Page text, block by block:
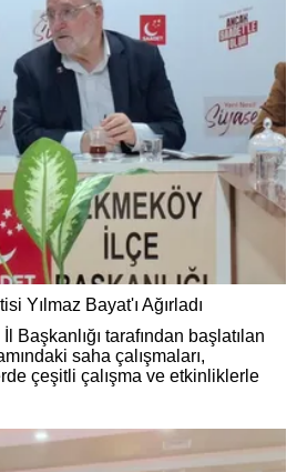
Yılmaz Bayat'ı Ağırladı
Başkanlığı tarafından başlatılan
saha çalışmaları,
çeşitli çalışma ve etkinliklerle